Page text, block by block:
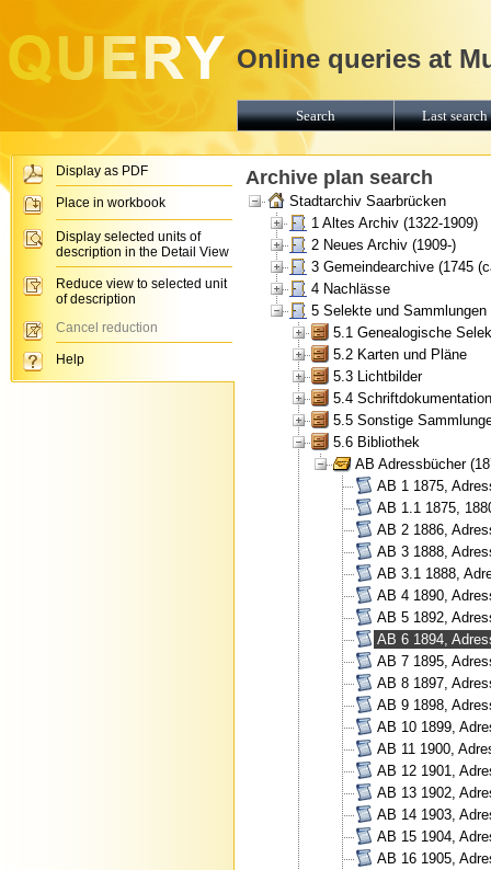
Archive plan search
Stadtarchiv Saarbrücken
1 Altes Archiv (1322-1909)
2 Neues Archiv (1909-)
3 Gemeindearchive (1745
4 Nachlässe
5 Selekte und Sammlungen
5.1 Genealogische
5.2 Karten und Pläne
5.3 Lichtbilder
5.4 Schriftdokumentation
5.5 Sonstige
5.6 Bibliothek
AB Adressbücher
AB 1 1875,
AB 1.1 1875,
AB 2 1886,
AB 3 1888,
AB 3.1 1888,
AB 4 1890,
AB 5 1892,
AB 6 1894,
AB 7 1895,
AB 8 1897,
AB 9 1898,
AB 10 1899,
AB 11 1900,
AB 12 1901,
AB 13 1902,
AB 14 1903,
AB 15 1904,
AB 16 1905,
Online queries at
Search Last
Display as PDF
Place in workbook
Display selected units of
description in the Detail View
Reduce view to selected unit
of description
Cancel reduction
Help